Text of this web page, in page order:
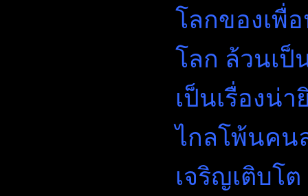
โลกของเพื่
โลก ล้วนเ
เป็นเรื่องน่
ไกลโพ้นคน
เจริญเติบโ